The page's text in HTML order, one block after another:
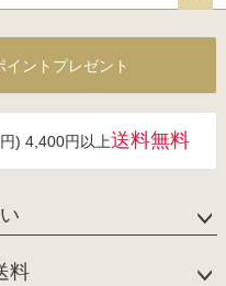
へ
イントプレゼント
) 4,400円以上送料無料
料